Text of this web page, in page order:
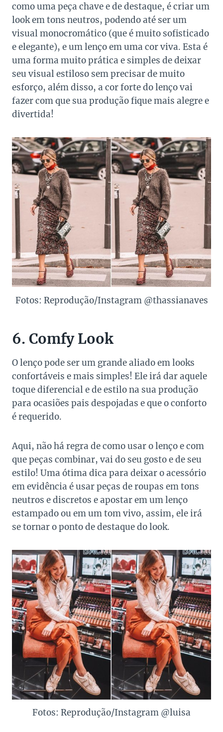
como uma peça chave e de destaque, é criar um
look em tons neutros, podendo até ser um
visual monocromático (que é muito sofisticado
e elegante), e um lenço em uma cor viva. Esta é
uma forma muito prática e simples de deixar
seu visual estiloso sem precisar de muito
esforço, além disso, a cor forte do lenço vai
fazer com que sua produção fique mais alegre e
divertida!
Fotos: Reprodução/Instagram @thassianaves
6. Comfy Look
O lenço pode ser um grande aliado em looks
confortáveis e mais simples! Ele irá dar aquele
toque diferencial e de estilo na sua produção
para ocasiões pais despojadas e que o conforto
é requerido.
Aqui, não há regra de como usar o lenço e com
que peças combinar, vai do seu gosto e de seu
estilo! Uma ótima dica para deixar o acessório
em evidência é usar peças de roupas em tons
neutros e discretos e apostar em um lenço
estampado ou em um tom vivo, assim, ele irá
se tornar o ponto de destaque do look.
Fotos: Reprodução/Instagram @luisa